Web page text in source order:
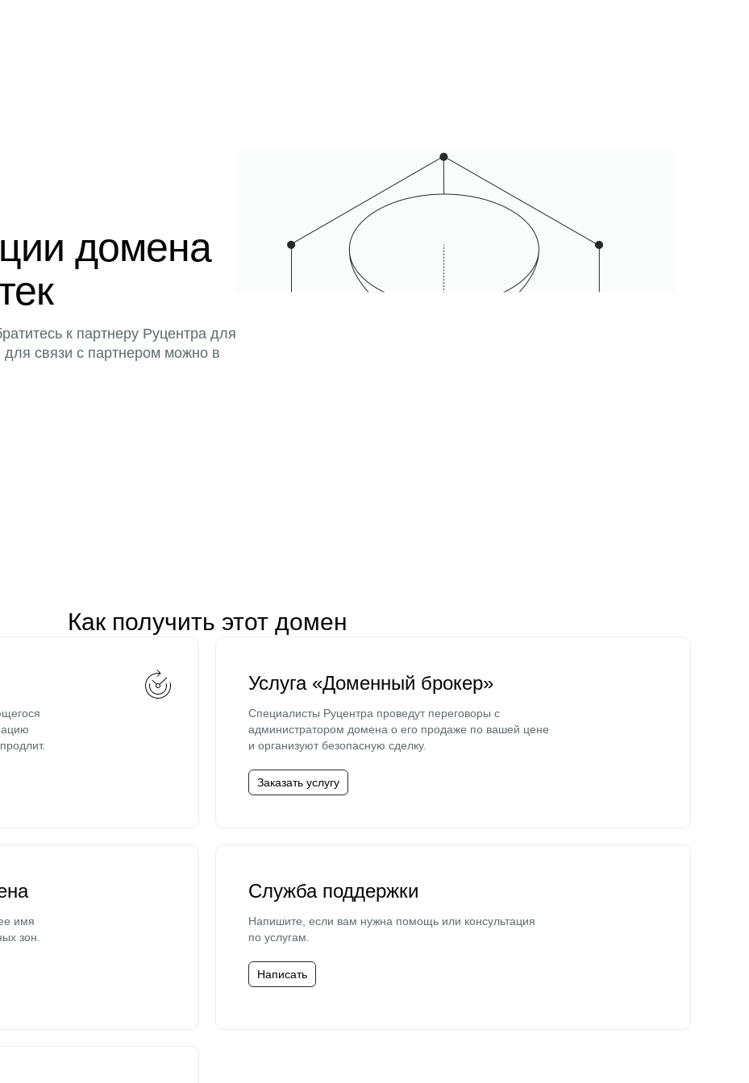
домена
к партнеру Руцентра для
связи с партнером можно в
Как получить этот домен
Услуга «Доменный брокер»
Специалисты Руцентра проведут переговоры с
администратором домена о его продаже по вашей цене
и организуют безопасную сделку.
Заказать услугу
имя
зон.
Служба поддержки
Напишите, если вам нужна помощь или консультация
по услугам.
Написать